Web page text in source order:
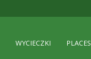
WYCIECZKI
PLACES